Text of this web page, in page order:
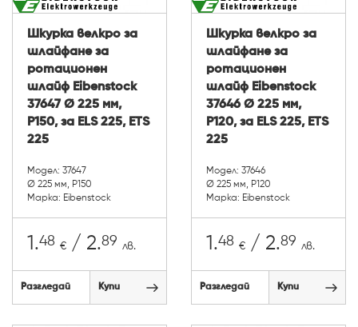
Шкурка велкро за
шлайфане за
ротационен
шлайф Eibenstock
37647 Ø 225 мм,
P150, за ELS 225, ETS
225
Модел: 37647
Ø 225 мм, P150
Марка: Eibenstock
1.48 € / 2.89 лв.
Разгледай Купи
Шкурка велкро за
шлайфане за
ротационен
шлайф Eibenstock
37646 Ø 225 мм,
P120, за ELS 225, ETS
225
Модел: 37646
Ø 225 мм, P120
Марка: Eibenstock
1.48 € / 2.89 лв.
Разгледай Купи